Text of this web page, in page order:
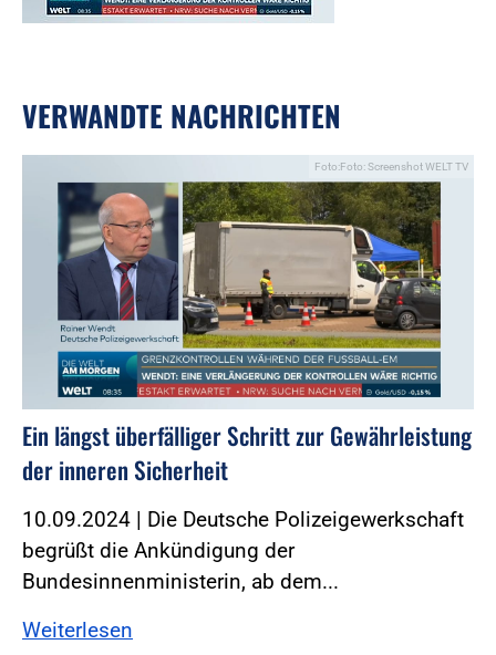
VERWANDTE NACHRICHTEN
Foto:Foto: Screenshot WELT TV
Ein längst überfälliger Schritt zur Gewährleistung
der inneren Sicherheit
10.09.2024 | Die Deutsche Polizeigewerkschaft
begrüßt die Ankündigung der
Bundesinnenministerin, ab dem...
Weiterlesen